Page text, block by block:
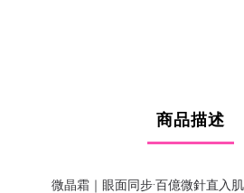
商品描述
微晶霜｜眼面同步·百億微針直入